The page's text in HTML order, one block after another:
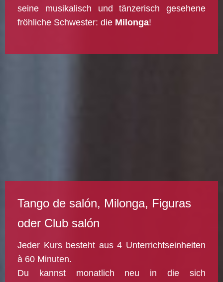
seine musikalisch und tänzerisch gesehene
fröhliche Schwester: die Milonga!
Tango de salón, Milonga, Figuras
oder Club salón
Jeder Kurs besteht aus 4 Unterrichtseinheiten
à 60 Minuten.
Du kannst monatlich neu in die sich